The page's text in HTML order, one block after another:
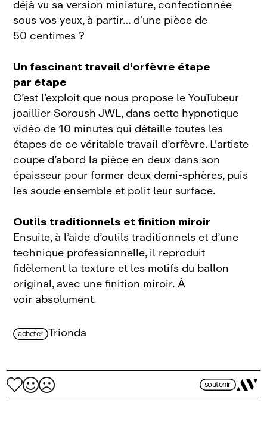
déjà vu sa version miniature, confectionnée
sous vos yeux, à partir… d’une pièce de
50 centimes ?
Un fascinant travail d'orfèvre étape
par étape
C’est l’exploit que nous propose le YouTubeur
joaillier Soroush JWL, dans cette hypnotique
vidéo de 10 minutes qui détaille toutes les
étapes de ce véritable travail d’orfèvre. L'artiste
coupe d’abord la pièce en deux dans son
épaisseur pour former deux demi‑sphères, puis
les soude ensemble et polit leur surface.
Outils traditionnels et finition miroir
Ensuite, à l’aide d’outils traditionnels et d’une
technique professionnelle, il reproduit
fidèlement la texture et les motifs du ballon
original, avec une finition miroir. À
voir absolument.
acheter Trionda
soutenir